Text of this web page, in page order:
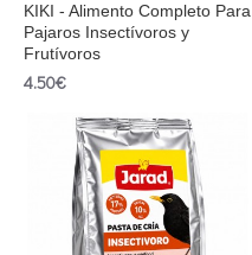
KIKI - Alimento Completo Para
Pajaros Insectívoros y
Frutívoros
4.50€